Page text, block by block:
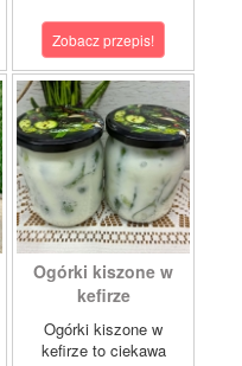
Zobacz przepis!
Ogórki kiszone w
kefirze
Ogórki kiszone w
kefirze to ciekawa